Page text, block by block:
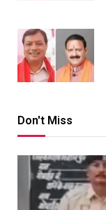
Don't Miss